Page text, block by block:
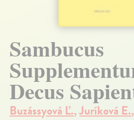
Sambucus
Decus
Buzássyová Ľ.,Juríková E.,